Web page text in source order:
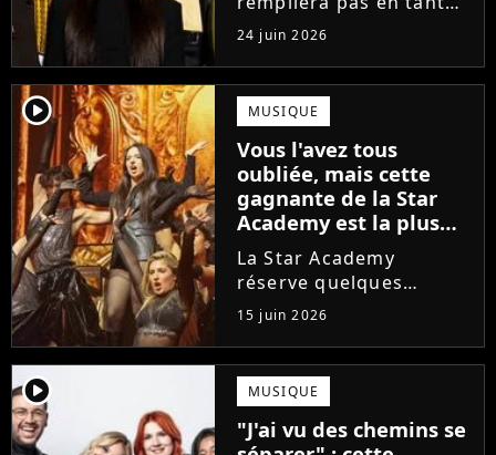
que directeur de la
prochaine saison de la
Star Academy. Mais qui
prendra sa place ? Alors
que son nom circule,
cet ancien gagnant de
l'émission...
24 juin 2026
player2 MUSIQUE
Vous l'avez tous
oubliée, mais cette
gagnante de la Star
Academy est la plus
écoutée de l'histoire
de l'émission !
La Star Academy
réserve quelques
surprises. Cette
gagnante totalement
oubliée de l'émission
est aujourd'hui plus
écoutée en streaming
que Jenifer et Nolwenn
15 juin 2026
player2 MUSIQUE
"J'ai vu des chemins se